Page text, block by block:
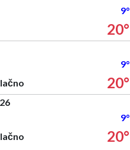
9°
20°
9°
20°
9°
20°